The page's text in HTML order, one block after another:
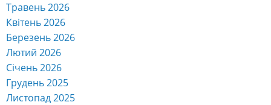
Травень 2026
Квітень 2026
Березень 2026
Лютий 2026
Січень 2026
Грудень 2025
Листопад 2025